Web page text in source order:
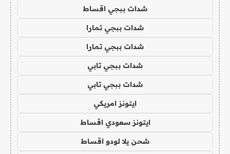
شدات ببجي اقساط
شدات ببجي تمارا
شدات ببجي تمارا
شدات ببجي تابي
شدات ببجي تابي
ايتونز امريكي
ايتونز سعودي اقساط
شحن يلا لودو اقساط